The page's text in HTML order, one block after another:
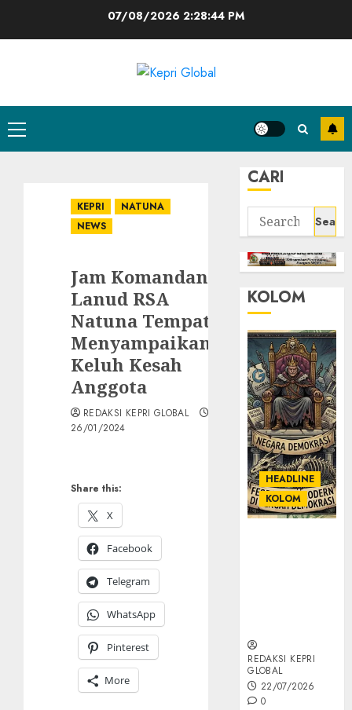
07/08/2026 2:28:45 PM
Primary
Menu
KEPRI
NATUNA
NEWS
Jam Komandan
Lanud RSA
Natuna Tempat
Menyampaikan
Keluh Kesah
Anggota
Share this:
X
Facebook
Telegram
WhatsApp
Pinterest
More
REDAKSI KEPRI GLOBAL
26/01/2024
CARI
Search
for:
KOLOM
HEADLINE
KOLOM
REDAKSI KEPRI
GLOBAL
22/07/2026
0